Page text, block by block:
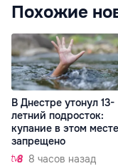
Похожие
В Днестре утонул 13-
летний подросток:
купание в этом месте
запрещено
8 часов назад